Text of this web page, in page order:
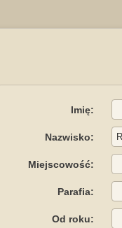
Imię:
Nazwisko:
Miejscowość:
Parafia:
Od roku: